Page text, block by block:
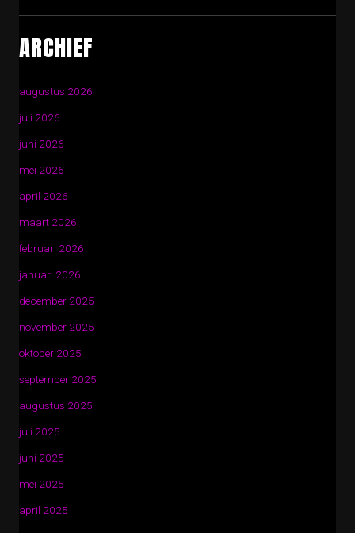
ARCHIEF
augustus 2026
juli 2026
juni 2026
mei 2026
april 2026
maart 2026
februari 2026
januari 2026
december 2025
november 2025
oktober 2025
september 2025
augustus 2025
juli 2025
juni 2025
mei 2025
april 2025